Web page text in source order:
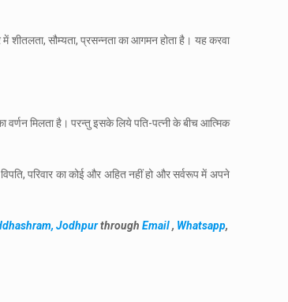
शीतलता, सौम्यता, प्रसन्नता का आगमन होता है। यह करवा
वर्णन मिलता है। परन्तु इसके लिये पति-पत्नी के बीच आत्मिक
परिवार का कोई और अहित नहीं हो और सर्वरूप में अपने
JodhpurthroughEmail, Whatsapp,